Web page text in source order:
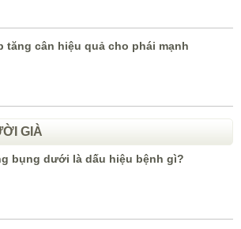
tăng cân hiệu quả cho phái mạnh
GIÀ
bụng dưới là dấu hiệu bệnh gì?